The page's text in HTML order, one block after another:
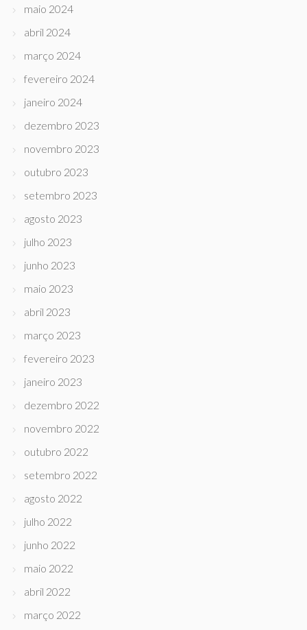
maio 2024
abril 2024
março 2024
fevereiro 2024
janeiro 2024
dezembro 2023
novembro 2023
outubro 2023
setembro 2023
agosto 2023
julho 2023
junho 2023
maio 2023
abril 2023
março 2023
fevereiro 2023
janeiro 2023
dezembro 2022
novembro 2022
outubro 2022
setembro 2022
agosto 2022
julho 2022
junho 2022
maio 2022
abril 2022
março 2022